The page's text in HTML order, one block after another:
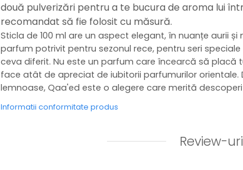
două pulverizări pentru a te bucura de aroma lui
recomandat să fie folosit cu măsură.
Sticla de 100 ml are un aspect elegant, în nuanțe aurii și
parfum potrivit pentru sezonul rece, pentru seri
ceva diferit. Nu este un parfum care încearcă să
face atât de apreciat de iubitorii parfumurilor
lemnoase, Qaa'ed este o alegere care merită
Informatii conformitate produs
Review-uri